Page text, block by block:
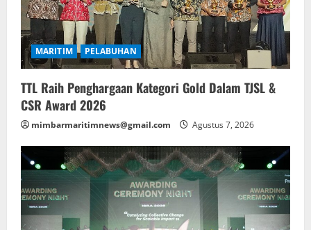
t
i
o
n
MARITIM PELABUHAN
TTL Raih Penghargaan Kategori Gold Dalam TJSL &
CSR Award 2026
mimbarmaritimnews@gmail.com Agustus 7, 2026